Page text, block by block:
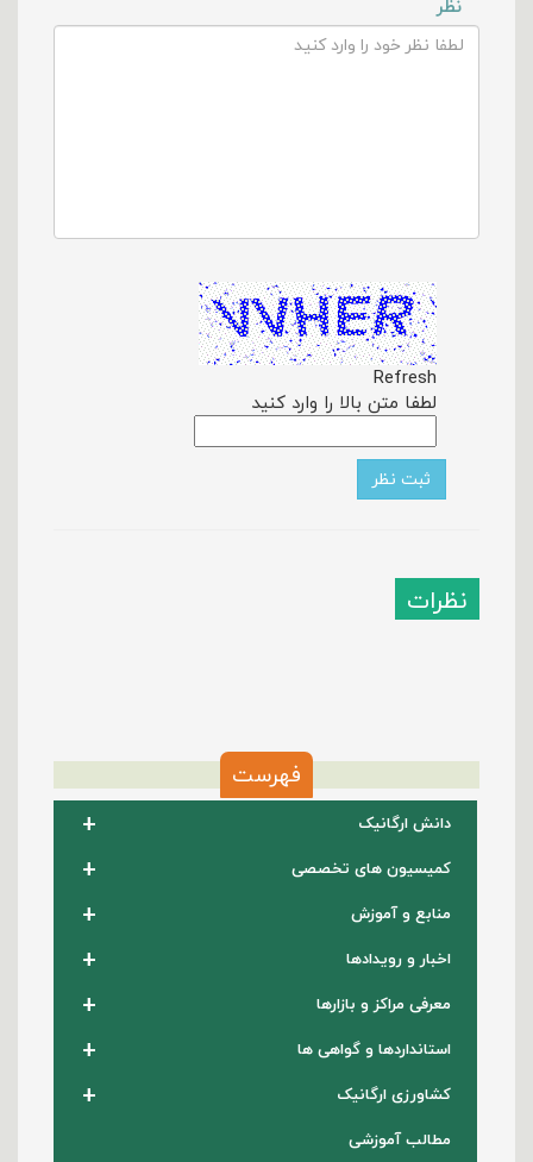
Refresh
لطفا متن بالا را وارد کنید
نظرات
فهرست
دانش ارگانیک +
کمیسیون های تخصصی +
منابع و آموزش +
اخبار و رویدادها +
معرفی مراکز و بازارها +
استانداردها و گواهی ها +
کشاورزی ارگانیک +
مطالب آموزشی